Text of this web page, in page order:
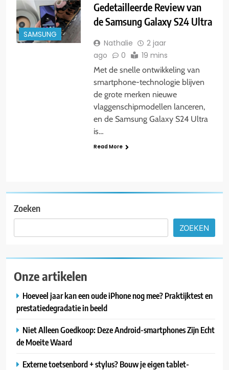
SAMSUNG
Gedetailleerde Review van
de Samsung Galaxy S24 Ultra
Nathalie
2 jaar
ago
0 19 mins
Met de snelle ontwikkeling van
smartphone-technologie blijven
de grote merken nieuwe
vlaggenschipmodellen lanceren,
en de Samsung Galaxy S24 Ultra
is…
Read More
Zoeken
ZOEKEN
Onze artikelen
Hoeveel jaar kan een oude iPhone nog mee? Praktijktest en
prestatiedegradatie in beeld
Niet Alleen Goedkoop: Deze Android-smartphones Zijn Echt
de Moeite Waard
Externe toetsenbord + stylus? Bouw je eigen tablet-